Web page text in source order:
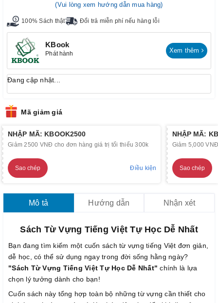
(Vui lòng xem hướng dẫn mua hàng)
100% Sách thật Đổi trả miễn phí nếu hàng lỗi
KBook
Phát hành Xem thêm
Đang cập nhật...
Mã giảm giá
NHẬP MÃ: KBOOK2500
Giảm 2500 VNĐ cho đơn hàng giá trị tối thiểu 300k
Sao chép Điều kiện
NHẬP MÃ:
Giảm 5,000
Sao chép
Mô tả Hướng dẫn Nhận xét
Sách Từ Vựng Tiếng Việt Tự Học Dễ Nhất
Bạn đang tìm kiếm một cuốn sách từ vựng tiếng Việt đơn giản,
dễ học, có thể sử dụng ngay trong đời sống hằng ngày?
"Sách Từ Vựng Tiếng Việt Tự Học Dễ Nhất" chính là lựa
chọn lý tưởng dành cho bạn!
Cuốn sách này tổng hợp toàn bộ những từ vựng cần thiết cho